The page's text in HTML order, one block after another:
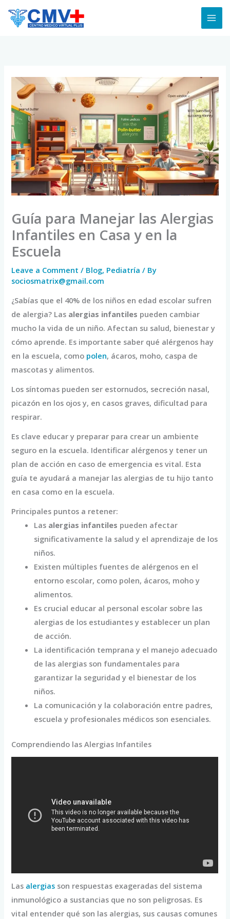
Guía para Manejar las Alergias
Infantiles en Casa y en la
Escuela
Leave a Comment / Blog, Pediatría / By
sociosmatrix@gmail.com
¿Sabías que el 40% de los niños en edad escolar sufren
de alergia? Las alergias infantiles pueden cambiar
mucho la vida de un niño. Afectan su salud, bienestar y
cómo aprende. Es importante saber qué alérgenos hay
en la escuela, como polen, ácaros, moho, caspa de
mascotas y alimentos.
Los síntomas pueden ser estornudos, secreción nasal,
picazón en los ojos y, en casos graves, dificultad para
respirar.
Es clave educar y preparar para crear un ambiente
seguro en la escuela. Identificar alérgenos y tener un
plan de acción en caso de emergencia es vital. Esta
guía te ayudará a manejar las alergias de tu hijo tanto
en casa como en la escuela.
Principales puntos a retener:
Las alergias infantiles pueden afectar
significativamente la salud y el aprendizaje de los
niños.
Existen múltiples fuentes de alérgenos en el
entorno escolar, como polen, ácaros, moho y
alimentos.
Es crucial educar al personal escolar sobre las
alergias de los estudiantes y establecer un plan
de acción.
La identificación temprana y el manejo adecuado
de las alergias son fundamentales para
garantizar la seguridad y el bienestar de los
niños.
La comunicación y la colaboración entre padres,
escuela y profesionales médicos son esenciales.
Comprendiendo las Alergias Infantiles
Las alergias son respuestas exageradas del sistema
inmunológico a sustancias que no son peligrosas. Es
vital entender qué son las alergias, sus causas comunes